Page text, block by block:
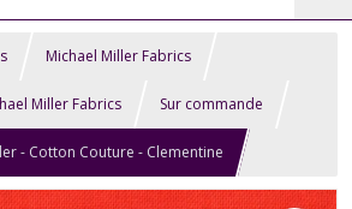
Michael Miller Fabrics
Miller Fabrics Sur commande
- Cotton Couture - Clementine